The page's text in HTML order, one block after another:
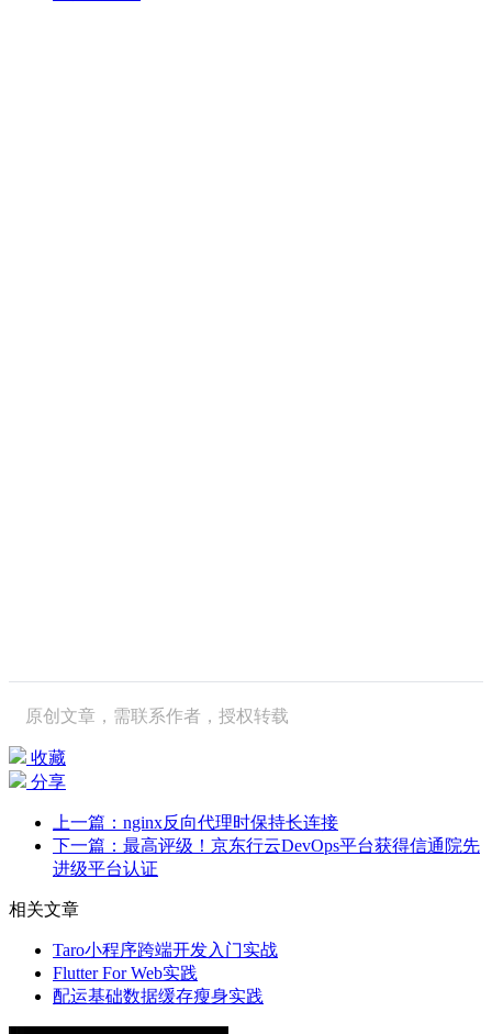
原创文章，需联系作者，授权转载
收藏
分享
上一篇：nginx反向代理时保持长连接
下一篇：最高评级！京东行云DevOps平台获得信通院先
进级平台认证
相关文章
Taro小程序跨端开发入门实战
Flutter For Web实践
配运基础数据缓存瘦身实践